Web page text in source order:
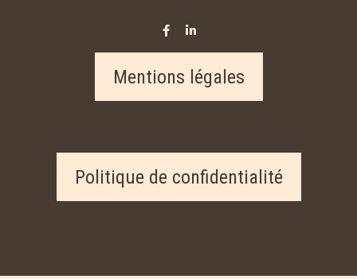
Mentions légales
Politique de confidentialité